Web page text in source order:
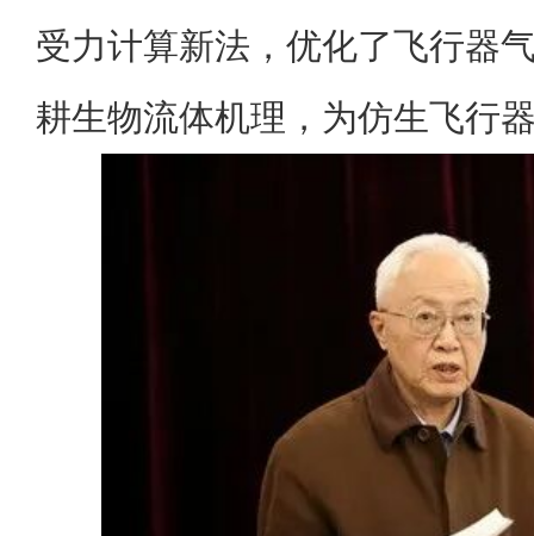
受力计算新法，优化了飞行器
耕生物流体机理，为仿生飞行